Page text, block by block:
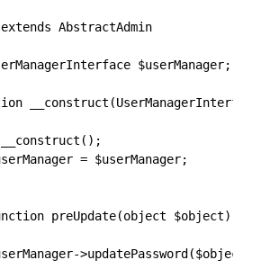
AbstractAdmin
$userManager;
= $userManager;
preUpdate(object $object):
>updatePassword($object);